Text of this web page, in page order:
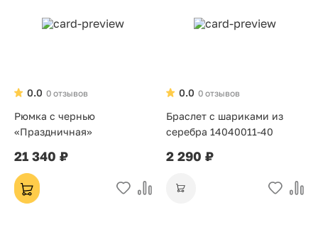
0 отзывов
0.0
Рюмка с чернью
«Праздничная»
21 340 ₽
0 отзывов
0.0
Браслет с шариками из
серебра 14040011-40
2 290 ₽